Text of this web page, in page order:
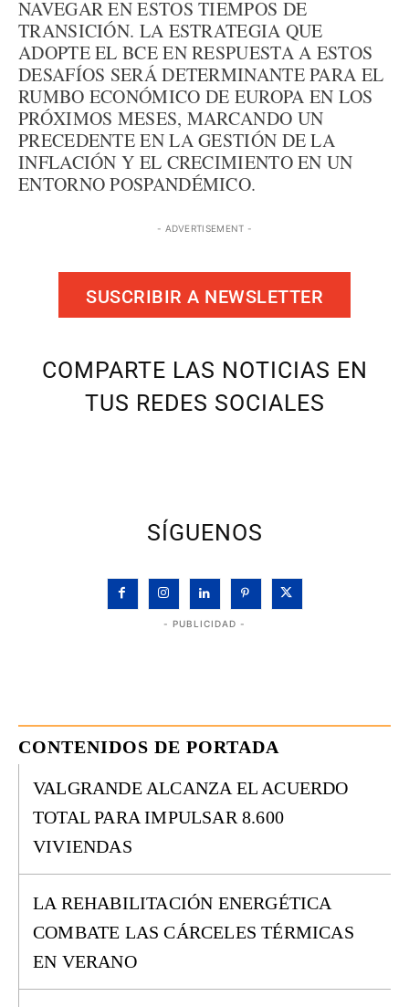
NAVEGAR EN ESTOS TIEMPOS DE
TRANSICIÓN. LA ESTRATEGIA QUE
ADOPTE EL BCE EN RESPUESTA A ESTOS
DESAFÍOS SERÁ DETERMINANTE PARA EL
RUMBO ECONÓMICO DE EUROPA EN LOS
PRÓXIMOS MESES, MARCANDO UN
PRECEDENTE EN LA GESTIÓN DE LA
INFLACIÓN Y EL CRECIMIENTO EN UN
ENTORNO POSPANDÉMICO.
- ADVERTISEMENT -
SUSCRIBIR A NEWSLETTER
COMPARTE LAS NOTICIAS EN
TUS REDES SOCIALES
SÍGUENOS
- PUBLICIDAD -
CONTENIDOS DE PORTADA
VALGRANDE ALCANZA EL ACUERDO
TOTAL PARA IMPULSAR 8.600
VIVIENDAS
LA REHABILITACIÓN ENERGÉTICA
COMBATE LAS CÁRCELES TÉRMICAS
EN VERANO